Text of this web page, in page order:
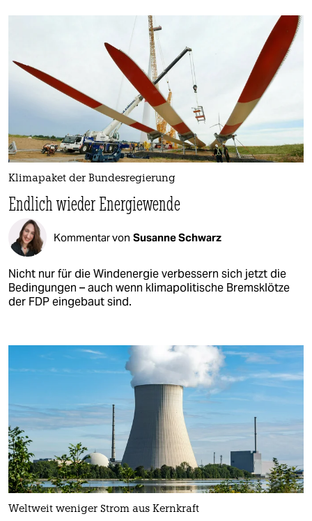
Klimapaket der Bundesregierung
Endlich wieder Energiewende
Kommentar von Susanne Schwarz
Nicht nur für die Windenergie verbessern sich jetzt die
Bedingungen – auch wenn klimapolitische Bremsklötze
der FDP eingebaut sind.
Weltweit weniger Strom aus Kernkraft